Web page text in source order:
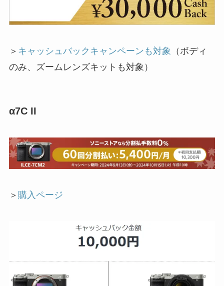
＞ キャッシュバックキャンペーンも対象
（ボディ
のみ、ズームレンズキットも対象）
α7C II
＞ 購入ページ